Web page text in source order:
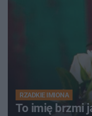
RZADKIE IMIONA
To imię brzmi